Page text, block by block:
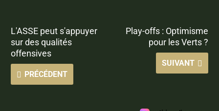
L'ASSE peut s'appuyer
sur des qualités
offensives
PRÉCÉDENT
Play-offs : Optimisme
pour les Verts ?
SUIVANT